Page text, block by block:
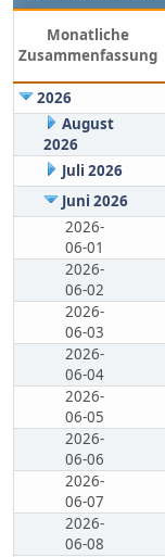
Monatliche
Zusammenfassung
2026
August
2026
Juli 2026
Juni 2026
2026-
06-01
2026-
06-02
2026-
06-03
2026-
06-04
2026-
06-05
2026-
06-06
2026-
06-07
2026-
06-08